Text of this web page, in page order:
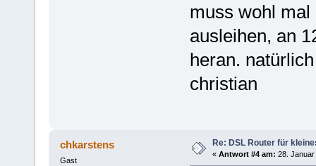
muss wohl
ausleihen, an
heran.
christian
chkarstens
Gast
Re: DSL Router für
« Antwort #4 am: 28.